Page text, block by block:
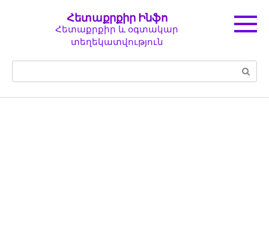
Հետաքրքիր Ինֆո
Հետաքրքիր և օգտակար
տեղեկատվություն